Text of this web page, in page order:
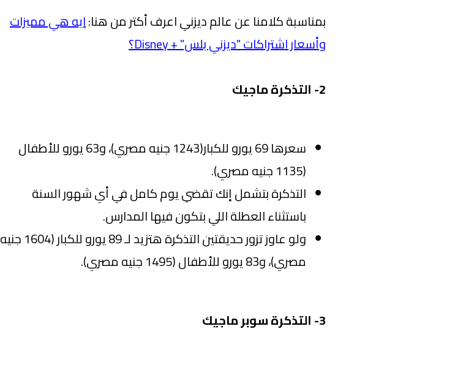
بمناسبة كلامنا عن عالم ديزني اعرف أكتر من هنا:ايه هي مميزات
وأسعار اشتراكات "ديزني بلس" + Disney؟
2- التذكرة ماجيك
سعرها 69 يورو للكبار(1243 جنيه مصري)، و63 يورو للأطفال
(1135 جنيه مصري).
التذكرة بتشمل إنك تقضي يوم كامل في أي شهور السنة
باستثناء العطلة اللي بتكون فيها المدارس.
ولو عاوز تزور حديقتين التذكرة هتزيد لـ 89 يورو للكبار (1604 جنيه
مصري)، و83 يورو للأطفال (1495 جنيه مصري).
3- التذكرة سوبر ماجيك